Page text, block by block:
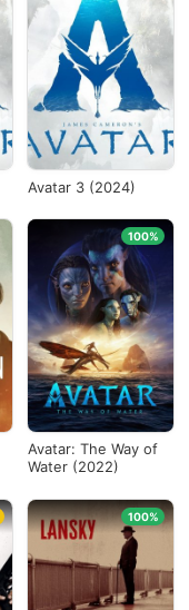
Avatar 3 (2024)
Avatar: The Way of
Water (2022)
100%
100%